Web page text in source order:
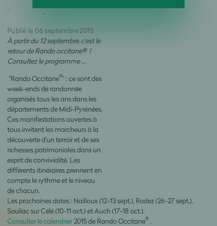
Publié le 06 septembre 2015
À partir du 12 septembre, c'est le
retour de Rando occitane® !
Consultez le programme …
"Rando Occitane®" : ce sont des
week-ends de randonnée
organisés tous les ans dans les
départements de Midi-Pyrénées.
Ces manifestations ouvertes à
tous invitent les marcheurs à la
découverte d'un terroir et de ses
richesses patrimoniales dans un
esprit de convivialité. Les
différents itinéraires prennent en
compte le rythme et le niveau
de chacun.
Les prochaines dates : Nailloux (12-13 sept.), Rodez (26-27 sept.),
Sauliac sur Célé (10-11 oct.) et Auch (17-18 oct.).
Consulter le calendrier2015 de Rando Occitane® .